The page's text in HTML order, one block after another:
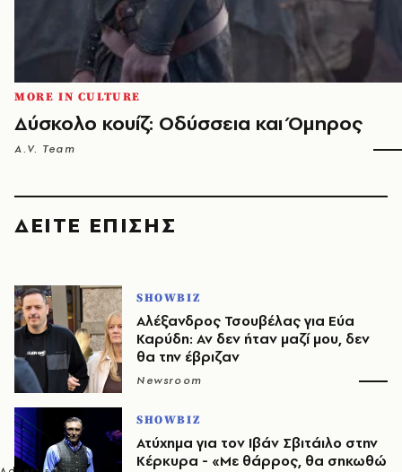
MORE IN CULTURE
Δύσκολο κουίζ: Οδύσσεια και Όμηρος
A.V. Team
ΔΕΙΤΕ ΕΠΙΣΗΣ
SHOWBIZ
Αλέξανδρος Τσουβέλας για Εύα
Καρύδη: Αν δεν ήταν μαζί μου, δεν
θα την έβριζαν
Newsroom
SHOWBIZ
Ατύχημα για τον Ιβάν Σβιτάιλο στην
Κέρκυρα - «Με θάρρος, θα σηκωθώ